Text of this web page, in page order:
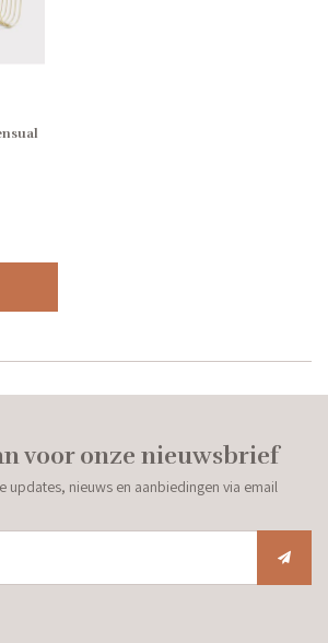
voor onze nieuwsbrief
updates, nieuws en aanbiedingen via email